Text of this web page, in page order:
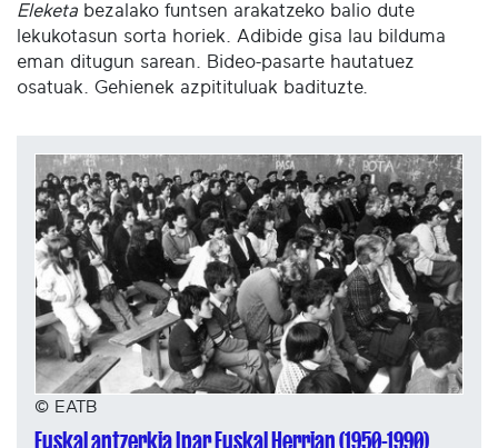
Eleketa bezalako funtsen arakatzeko balio dute
lekukotasun sorta horiek. Adibide gisa lau bilduma
eman ditugun sarean. Bideo-pasarte hautatuez
osatuak. Gehienek azpitituluak badituzte.
© EATB
Euskal antzerkia Ipar Euskal Herrian (1950-1990)